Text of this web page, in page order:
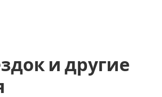
и другие